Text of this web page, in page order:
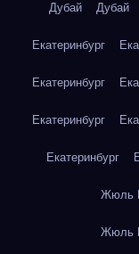
Дубай Дубай
Екатеринбург
Екатеринбург
Екатеринбург
Екатеринбург
Жюль
Жюль